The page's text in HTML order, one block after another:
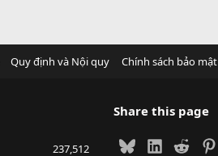
Quy định và Nội quy Chính sách bảo mật
237,512
Share this page
BlueskyLinkedIn
Reddit